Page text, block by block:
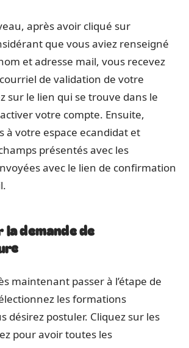
après avoir cliqué sur
que vous aviez renseigné
et adresse mail, vous recevez
de validation de votre
sur le lien qui se trouve dans le
votre compte. Ensuite,
à votre espace ecandidat et
présentés avec les
avec le lien de confirmation
demande de
maintenant passer à l’étape de
les formations
désirez postuler. Cliquez sur les
pour avoir toutes les